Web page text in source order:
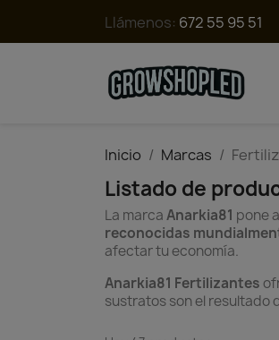
Llámenos: 672 55 95 51
Inicio Marcas
Listado de
La marcaAnarkia81 pone
reconocidas
afectar tu economía.
Anarkia81 Fertilizantes
sustratos son el resultado